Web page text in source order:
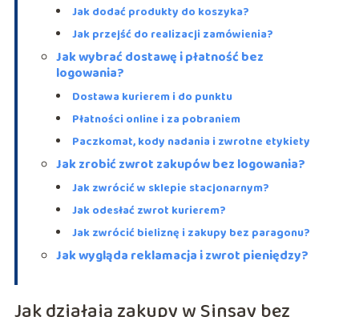
Jak dodać produkty do koszyka?
Jak przejść do realizacji zamówienia?
Jak wybrać dostawę i płatność bez
logowania?
Dostawa kurierem i do punktu
Płatności online i za pobraniem
Paczkomat, kody nadania i zwrotne etykiety
Jak zrobić zwrot zakupów bez logowania?
Jak zwrócić w sklepie stacjonarnym?
Jak odesłać zwrot kurierem?
Jak zwrócić bieliznę i zakupy bez paragonu?
Jak wygląda reklamacja i zwrot pieniędzy?